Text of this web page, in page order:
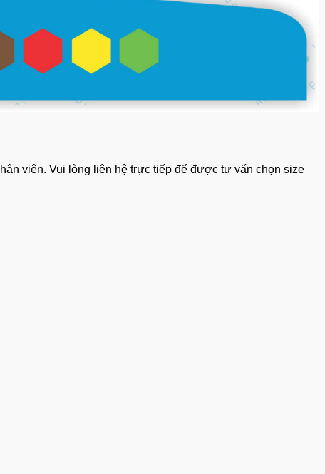
viên. Vui lòng liên hệ trực tiếp để được tư vấn chọn size